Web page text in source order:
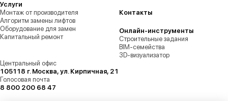
Услуги
Монтаж от производителя
Алгоритм замены лифтов
Оборудование для замен
Капитальный ремонт
Контакты
Онлайн-инструменты
Строительные задания
BIM-семейства
3D-визуализатор
Центральный офис
105118 г. Москва, ул. Кирпичная, 21
Голосовая почта
8 800 200 68 47